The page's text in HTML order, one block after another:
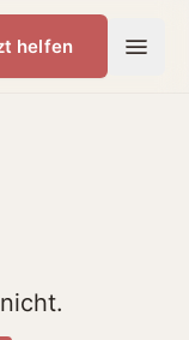
helfen